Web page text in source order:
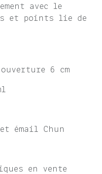
avec le
et points lie de
6 cm
émail Chun
en vente